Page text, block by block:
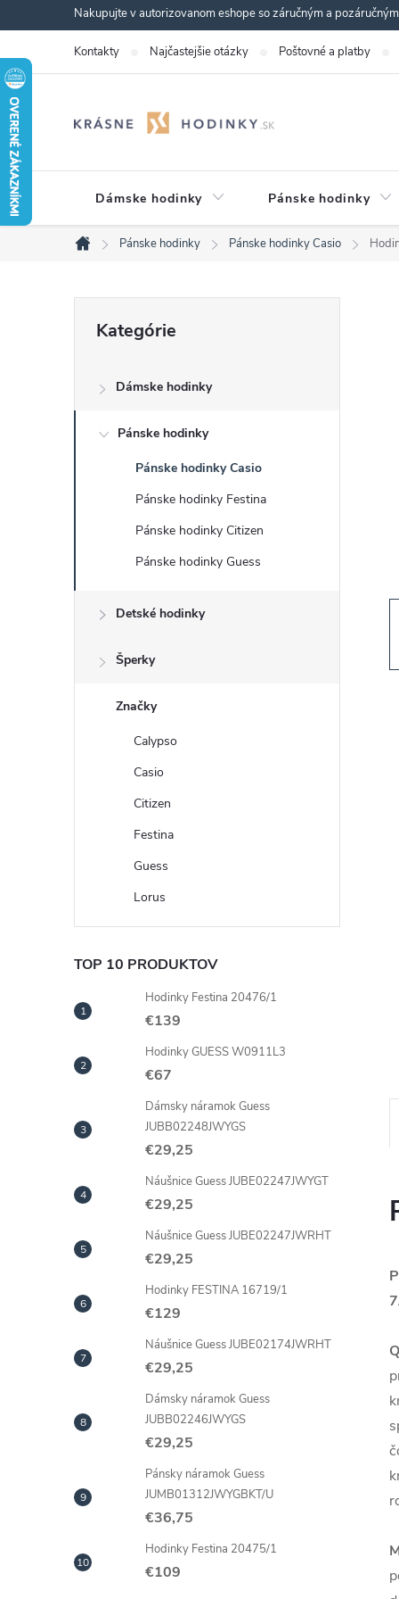
na
obsah
Nakupujte v autorizovanom eshope so záručným a
Kontakty Najčastejšie otázky Poštovné a platby
Dámske hodinky Pánske hodinky
Domov
Pánske hodinky Pánske hodinky Casio
č
a
kategórie
Kategórie
Dámske hodinky
Pánske hodinky
Pánske hodinky Casio
Pánske hodinky Festina
Pánske hodinky Citizen
Pánske hodinky Guess
Detské hodinky
Šperky
Značky
Calypso
Casio
Citizen
Festina
Guess
Lorus
TOP 10 PRODUKTOV
Hodinky Festina 20476/1
€139
Hodinky GUESS W0911L3
€67
Dámsky náramok Guess
JUBB02248JWYGS
€29,25
Náušnice Guess JUBE02247JWYGT
€29,25
Náušnice Guess JUBE02247JWRHT
€29,25
Hodinky FESTINA 16719/1
€129
Náušnice Guess JUBE02174JWRHT
€29,25
Dámsky náramok Guess
JUBB02246JWYGS
€29,25
Pánsky náramok Guess
JUMB01312JWYGBKT/U
€36,75
Hodinky Festina 20475/1
€109